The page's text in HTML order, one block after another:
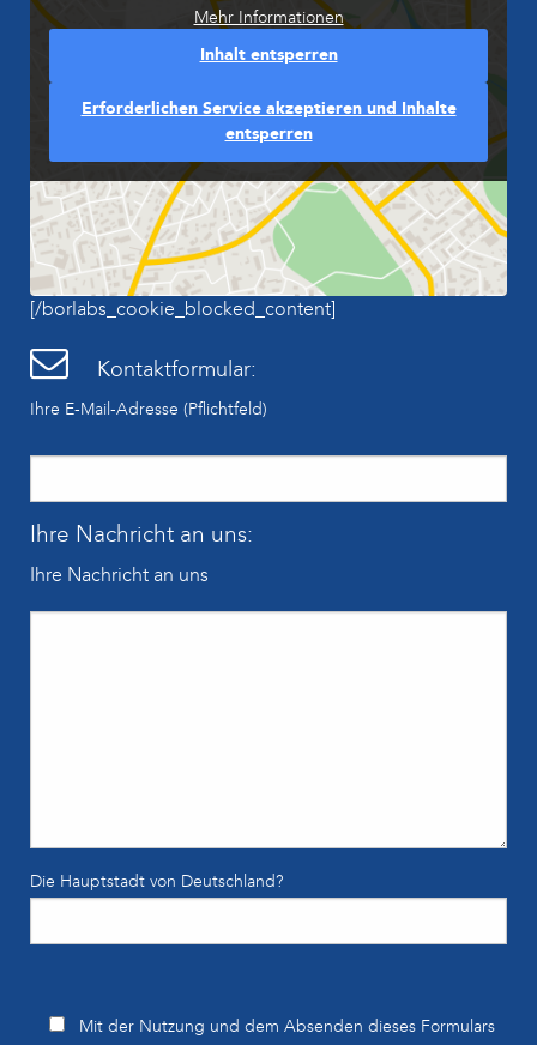
Mehr Informationen
Inhalt entsperren
Erforderlichen Service akzeptieren und Inhalte
entsperren
[/borlabs_cookie_blocked_content]
Kontaktformular:
Ihre E-Mail-Adresse (Pflichtfeld)
Ihre Nachricht an uns:
Ihre Nachricht an uns
Die Hauptstadt von Deutschland?
Mit der Nutzung und dem Absenden dieses Formulars